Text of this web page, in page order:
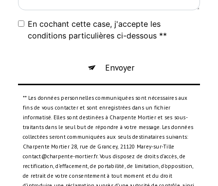
En cochant cette case, j'accepte les
conditions particulières ci-dessous **
Envoyer
** Les données personnelles communiquées sont nécessaires aux
fins de vous contacter et sont enregistrées dans un fichier
informatisé. Elles sont destinées à Charpente Mortier et ses sous-
traitants dans le seul but de répondre à votre message. Les données
collectées seront communiquées aux seuls destinataires suivants:
Charpente Mortier 28, rue de Grancey, 21120 Marey-sur-Tille
contact@charpente-mortier.fr. Vous disposez de droits d’accès, de
rectification, d’effacement, de portabilité, de limitation, d’opposition,
de retrait de votre consentement à tout moment et du droit